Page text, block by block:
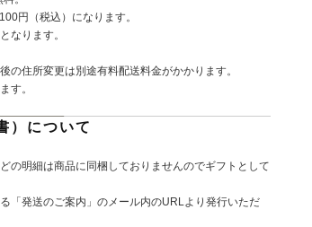
円（税込）になります。
なります。
の住所変更は別途有料配送料金がかかります。
す。
）について
の明細は商品に同梱しておりませんのでギフトとして
「発送のご案内」のメール内のURLより発行いただ